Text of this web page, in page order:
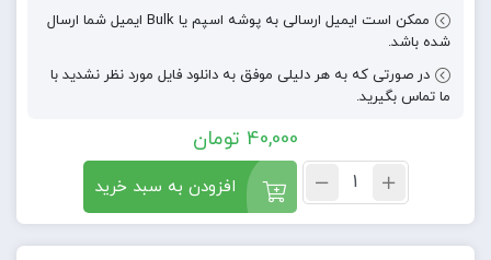
ممکن است ایمیل ارسالی به پوشه اسپم یا Bulk ایمیل شما ارسال
شده باشد.
در صورتی که به هر دلیلی موفق به دانلود فایل مورد نظر نشدید با
ما تماس بگیرید.
40,000 تومان
افزودن به سبد خرید